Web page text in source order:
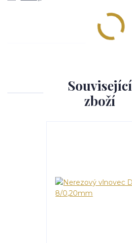
Související
zboží